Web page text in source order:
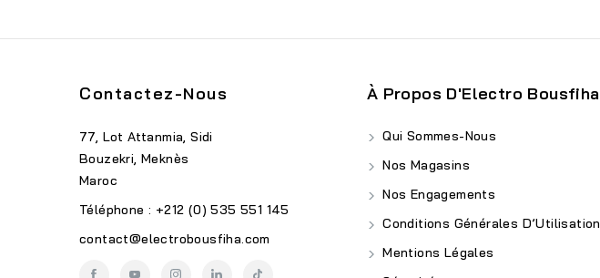
Contactez-Nous
77, Lot Attanmia, Sidi
Bouzekri, Meknès
Maroc
Téléphone : +212 (0) 535 551 145
contact@electrobousfiha.com
À Propos D'Electro Bousfiha
Qui Sommes-Nous
Nos Magasins
Nos Engagements
Conditions Générales D’Utilisation
Mentions Légales